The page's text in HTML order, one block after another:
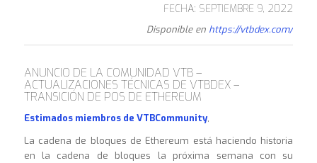
FECHA: SEPTIEMBRE 9, 2022
Disponible en https://vtbdex.com/
ANUNCIO DE LA COMUNIDAD VTB –
ACTUALIZACIONES TÉCNICAS DE VTBDEX –
TRANSICIÓN DE POS DE ETHEREUM
Estimados miembros de VTBCommunity,
La cadena de bloques de Ethereum está haciendo historia
en la cadena de bloques la próxima semana con su